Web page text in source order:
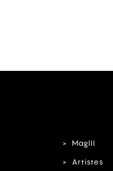
MagIII
Artistes